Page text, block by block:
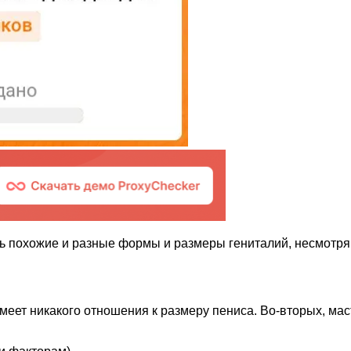
и разные формы и размеры гениталий, несмотря
никакого отношения к размеру пениса. Во-вторых,